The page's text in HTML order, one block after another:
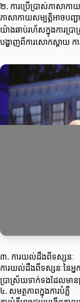
២. ការប្រើប្រាស់ភាសាកា
ភាសាកាយសម្បត្តិអាចបញ្
យ៉ាងឆាប់រហ័សក្នុងការប្រ
បង្ហាញពីការសោកស្តាយ ក
៣. ការយល់ដឹងពីទស្សនៈ
ការយល់ដឹងពីទស្សនៈនៃអ្
ប្រាស្រ័យទាក់ទងដែលមានប្
៤. សមត្ថភាពក្នុងការបំភ្លឺ